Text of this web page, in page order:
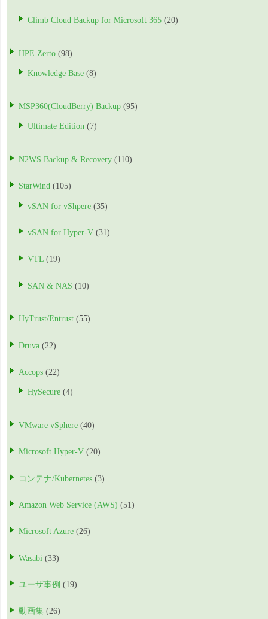
Climb Cloud Backup for Microsoft 365 (20)
HPE Zerto (98)
Knowledge Base (8)
MSP360(CloudBerry) Backup (95)
Ultimate Edition (7)
N2WS Backup & Recovery (110)
StarWind (105)
vSAN for vShpere (35)
vSAN for Hyper-V (31)
VTL (19)
SAN & NAS (10)
HyTrust/Entrust (55)
Druva (22)
Accops (22)
HySecure (4)
VMware vSphere (40)
Microsoft Hyper-V (20)
コンテナ/Kubernetes (3)
Amazon Web Service (AWS) (51)
Microsoft Azure (26)
Wasabi (33)
ユーザ事例 (19)
動画集 (26)